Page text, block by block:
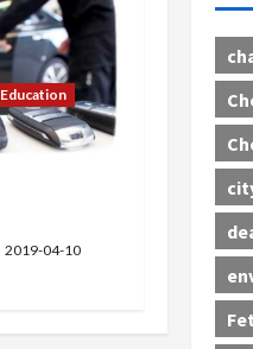
Education
2019-04-10